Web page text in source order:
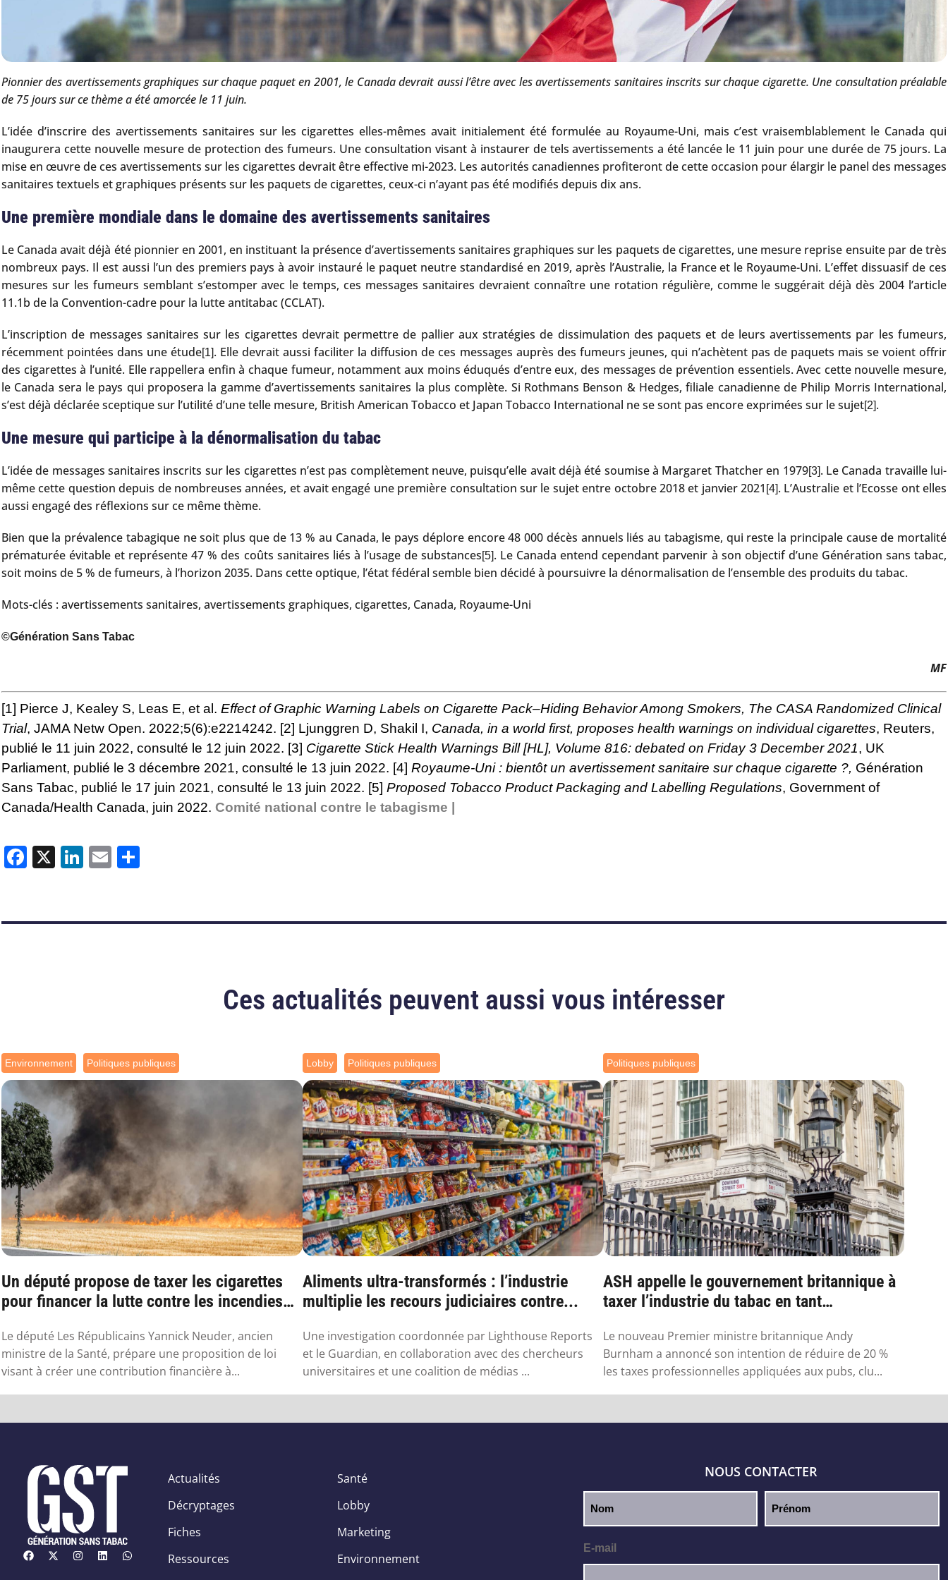
Pionnier des avertissements graphiques sur chaque paquet en 2001, le Canada devrait aussi l’être avec les avertissements sanitaires inscrits sur chaque cigarette. Une consultation préalable
de 75 jours sur ce thème a été amorcée le 11 juin.
L’idée d’inscrire des avertissements sanitaires sur les cigarettes elles-mêmes avait initialement été formulée au Royaume-Uni, mais c’est vraisemblablement le Canada qui
inaugurera cette nouvelle mesure de protection des fumeurs. Une consultation visant à instaurer de tels avertissements a été lancée le 11 juin pour une durée de 75 jours. La
mise en œuvre de ces avertissements sur les cigarettes devrait être effective mi-2023. Les autorités canadiennes profiteront de cette occasion pour élargir le panel des messages
sanitaires textuels et graphiques présents sur les paquets de cigarettes, ceux-ci n’ayant pas été modifiés depuis dix ans.
Une première mondiale dans le domaine des avertissements sanitaires
Le Canada avait déjà été pionnier en 2001, en instituant la présence d’avertissements sanitaires graphiques sur les paquets de cigarettes, une mesure reprise ensuite par de très
nombreux pays. Il est aussi l’un des premiers pays à avoir instauré le paquet neutre standardisé en 2019, après l’Australie, la France et le Royaume-Uni. L’effet dissuasif de ces
mesures sur les fumeurs semblant s’estomper avec le temps, ces messages sanitaires devraient connaître une rotation régulière, comme le suggérait déjà dès 2004 l’article
11.1b de la Convention-cadre pour la lutte antitabac (CCLAT).
L’inscription de messages sanitaires sur les cigarettes devrait permettre de pallier aux stratégies de dissimulation des paquets et de leurs avertissements par les fumeurs,
récemment pointées dans une étude[1]. Elle devrait aussi faciliter la diffusion de ces messages auprès des fumeurs jeunes, qui n’achètent pas de paquets mais se voient offrir
des cigarettes à l’unité. Elle rappellera enfin à chaque fumeur, notamment aux moins éduqués d’entre eux, des messages de prévention essentiels. Avec cette nouvelle mesure,
le Canada sera le pays qui proposera la gamme d’avertissements sanitaires la plus complète. Si Rothmans Benson & Hedges, filiale canadienne de Philip Morris International,
s’est déjà déclarée sceptique sur l’utilité d’une telle mesure, British American Tobacco et Japan Tobacco International ne se sont pas encore exprimées sur le sujet[2].
Une mesure qui participe à la dénormalisation du tabac
L’idée de messages sanitaires inscrits sur les cigarettes n’est pas complètement neuve, puisqu’elle avait déjà été soumise à Margaret Thatcher en 1979[3]. Le Canada travaille lui-
même cette question depuis de nombreuses années, et avait engagé une première consultation sur le sujet entre octobre 2018 et janvier 2021 [4]. L’Australie et l’Ecosse ont elles
aussi engagé des réflexions sur ce même thème.
Bien que la prévalence tabagique ne soit plus que de 13 % au Canada, le pays déplore encore 48 000 décès annuels liés au tabagisme, qui reste la principale cause de mortalité
prématurée évitable et représente 47 % des coûts sanitaires liés à l’usage de substances[5]. Le Canada entend cependant parvenir à son objectif d’une Génération sans tabac,
soit moins de 5 % de fumeurs, à l’horizon 2035. Dans cette optique, l’état fédéral semble bien décidé à poursuivre la dénormalisation de l’ensemble des produits du tabac.
Mots-clés : avertissements sanitaires, avertissements graphiques, cigarettes, Canada, Royaume-Uni
©Génération Sans Tabac
MF
[1] Pierce J, Kealey S, Leas E, et al. Effect of Graphic Warning Labels on Cigarette Pack–Hiding Behavior Among Smokers, The CASA Randomized Clinical
Trial, JAMA Netw Open. 2022;5(6):e2214242. [2] Ljunggren D, Shakil I, Canada, in a world first, proposes health warnings on individual cigarettes, Reuters,
publié le 11 juin 2022, consulté le 12 juin 2022. [3] Cigarette Stick Health Warnings Bill [HL], Volume 816: debated on Friday 3 December 2021, UK
Parliament, publié le 3 décembre 2021, consulté le 13 juin 2022. [4] Royaume-Uni : bientôt un avertissement sanitaire sur chaque cigarette ?, Génération
Sans Tabac, publié le 17 juin 2021, consulté le 13 juin 2022. [5] Proposed Tobacco Product Packaging and Labelling Regulations, Government of
Canada/Health Canada, juin 2022. Comité national contre le tabagisme |
Facebook
X LinkedIn
Email
Ces actualités peuvent aussi vous intéresser
Environnement Politiques publiques
Un député propose de taxer les cigarettes
pour financer la lutte contre les incendies
Le député Les Républicains Yannick Neuder, ancien
ministre de la Santé, prépare une proposition de loi
visant à créer une contribution financière à...
Lobby Politiques publiques
Aliments ultra-transformés : l’industrie
multiplie les recours judiciaires contre...
Une investigation coordonnée par Lighthouse Reports
et le Guardian, en collaboration avec des chercheurs
universitaires et une coalition de médias ...
Politiques publiques
ASH appelle le gouvernement britannique à
taxer l’industrie du tabac en tant
Le nouveau Premier ministre britannique Andy
Burnham a annoncé son intention de réduire de 20 %
les taxes professionnelles appliquées aux pubs, clu...
Actualités
Décryptages
Fiches
Ressources
Santé
Lobby
Marketing
Environnement
NOUS CONTACTER
E-mail